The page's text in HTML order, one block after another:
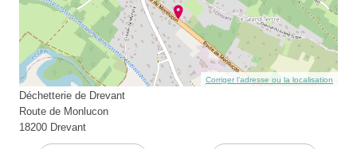
Corriger l’adresse ou la localisation
Déchetterie de Drevant
Route de Monlucon
18200 Drevant